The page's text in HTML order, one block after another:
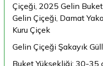
Çiçeği, 2025 Gelin
Gelin Çiçeği, Damat
Kuru Çiçek
Gelin Çiçeği Şakayık
Buket Yüksekliği: 30-35